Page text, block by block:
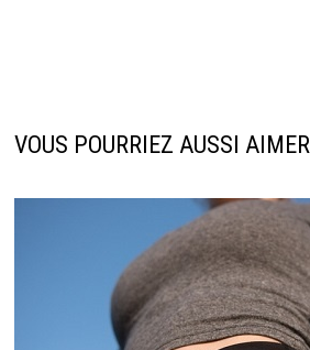
VOUS POURRIEZ AUSSI AIMER